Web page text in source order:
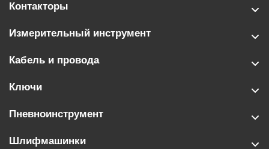
Контакторы
Измерительный инструмент
Кабель и провода
Ключи
Пневноинструмент
Шлифмашинки